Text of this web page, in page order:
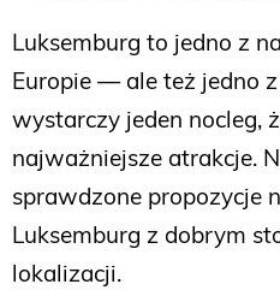
Luksemburg to jedno z
Europie — ale też jedno
wystarczy jeden nocleg,
najważniejsze atrakcje.
sprawdzone propozycje
Luksemburg z dobrym
lokalizacji.